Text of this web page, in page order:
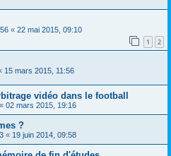
« 22 mai 2015, 09:10
1 2
15 mars 2015, 11:56
vidéo dans le football
« 02 mars 2015, 19:16
?
« 19 juin 2014, 09:58